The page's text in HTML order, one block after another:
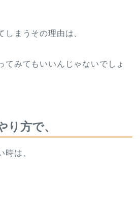
しまうその理由は、
てみてもいいんじゃないでしょ
り方で、
時は、